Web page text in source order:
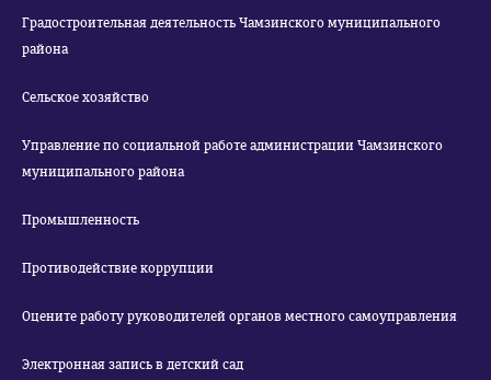
Градостроительная деятельность Чамзинского муниципального
района
Сельское хозяйство
Управление по социальной работе администрации Чамзинского
муниципального района
Промышленность
Противодействие коррупции
Оцените работу руководителей органов местного самоуправления
Электронная запись в детский сад